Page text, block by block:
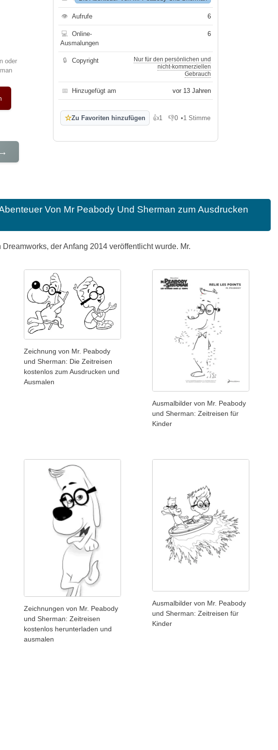
oder
→
👁 Aufrufe 6
💻
Online-
Ausmalungen
6
🔒 Copyright
Nur für den persönlichen und
nicht-kommerziellen
Gebrauch
📅 Hinzugefügt am vor 13 Jahren
☆Zu Favoriten hinzufügen 👍1
Gefällt mir
👎0
Gefällt mir nicht
•1 Stimme
Von Mr Peabody Und Sherman zum Ausdrucken
der Anfang 2014 veröffentlicht wurde. Mr.
Zeichnung von Mr. Peabody
und Sherman: Die Zeitreisen
kostenlos zum Ausdrucken und
Ausmalen
Ausmalbilder von Mr. Peabody
und Sherman: Zeitreisen für
Kinder
Zeichnungen von Mr. Peabody
und Sherman: Zeitreisen
kostenlos herunterladen und
ausmalen
Ausmalbilder von Mr. Peabody
und Sherman: Zeitreisen für
Kinder